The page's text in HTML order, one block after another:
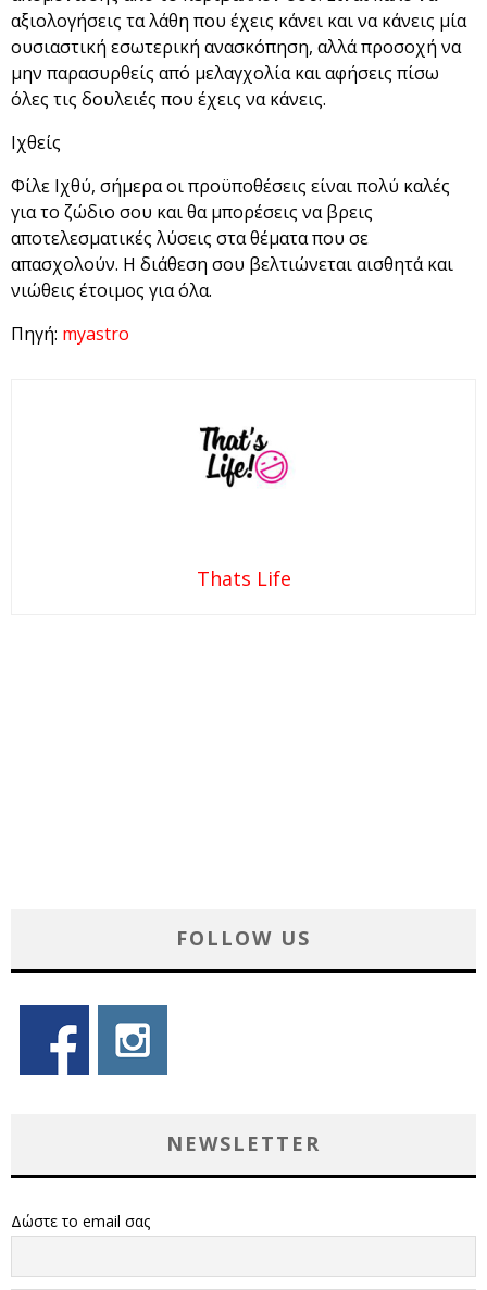
αξιολογήσεις τα λάθη που έχεις κάνει και να κάνεις μία
ουσιαστική εσωτερική ανασκόπηση, αλλά προσοχή να
μην παρασυρθείς από μελαγχολία και αφήσεις πίσω
όλες τις δουλειές που έχεις να κάνεις.
Ιχθείς
Φίλε Ιχθύ, σήμερα οι προϋποθέσεις είναι πολύ καλές
για το ζώδιο σου και θα μπορέσεις να βρεις
αποτελεσματικές λύσεις στα θέματα που σε
απασχολούν. Η διάθεση σου βελτιώνεται αισθητά και
νιώθεις έτοιμος για όλα.
Πηγή: myastro
Thats Life
FOLLOW US
NEWSLETTER
Δώστε το email σας